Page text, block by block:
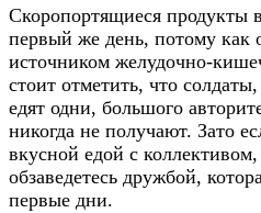
Скоропортящиеся продукты
первый же день, потому как
источником желудочно-
стоит отметить, что
едят одни, большого
никогда не получают. Зато
вкусной едой с
обзаведетесь дружбой,
первые дни.